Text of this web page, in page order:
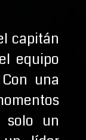
capitán
equipo
una
solo un